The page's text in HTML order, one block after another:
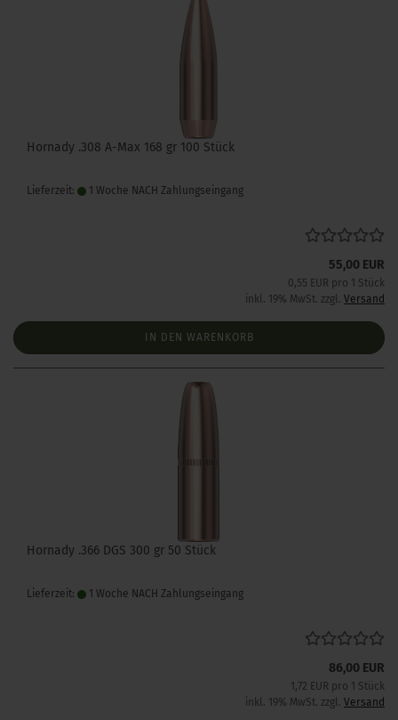
Hornady .308 A-Max 168 gr 100 Stück
Lieferzeit: 1 Woche NACH Zahlungseingang
55,00 EUR
0,55 EUR pro 1 Stück
inkl. 19% MwSt. zzgl. Versand
IN DEN WARENKORB
Hornady .366 DGS 300 gr 50 Stück
Lieferzeit: 1 Woche NACH Zahlungseingang
86,00 EUR
1,72 EUR pro 1 Stück
inkl. 19% MwSt. zzgl. Versand